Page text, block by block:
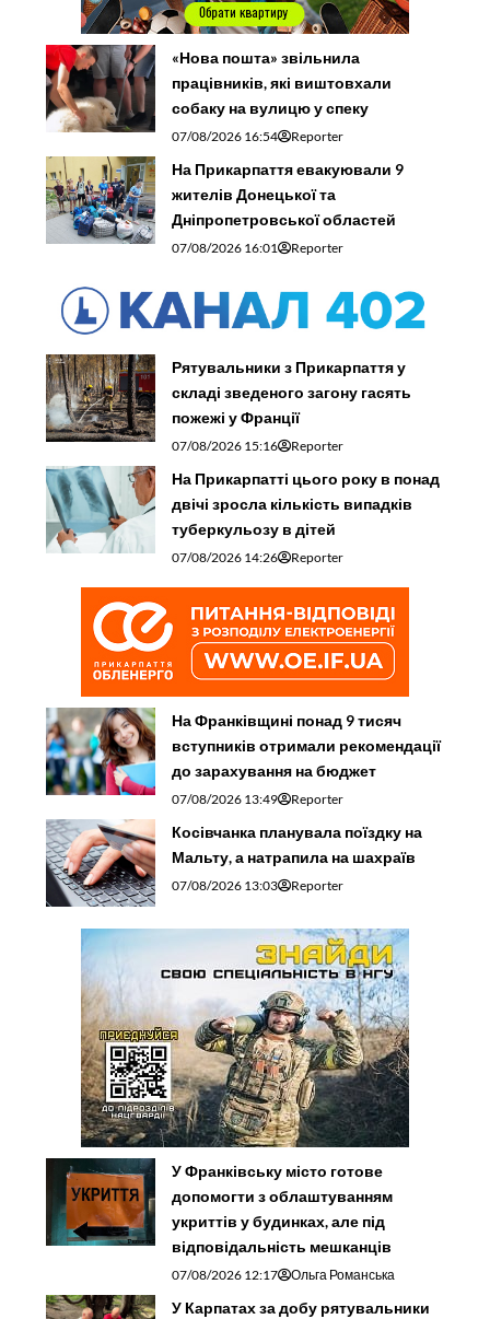
«Нова пошта» звільнила
працівників, які виштовхали
собаку на вулицю у спеку
07/08/2026 16:54 Reporter
На Прикарпаття евакуювали 9
жителів Донецької та
Дніпропетровської областей
07/08/2026 16:01 Reporter
Рятувальники з Прикарпаття у
складі зведеного загону гасять
пожежі у Франції
07/08/2026 15:16 Reporter
На Прикарпатті цього року в понад
двічі зросла кількість випадків
туберкульозу в дітей
07/08/2026 14:26 Reporter
На Франківщині понад 9 тисяч
вступників отримали рекомендації
до зарахування на бюджет
07/08/2026 13:49 Reporter
Косівчанка планувала поїздку на
Мальту, а натрапила на шахраїв
07/08/2026 13:03 Reporter
У Франківську місто готове
допомогти з облаштуванням
укриттів у будинках, але під
відповідальність мешканців
07/08/2026 12:17 Ольга Романська
У Карпатах за добу рятувальники